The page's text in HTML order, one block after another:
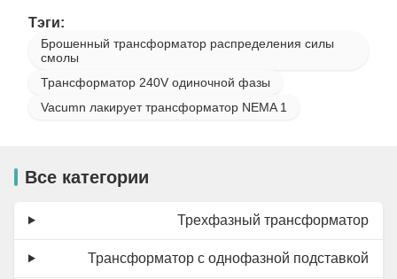
Тэги:
Брошенный трансформатор распределения силы
смолы
Трансформатор 240V одиночной фазы
Vacumn лакирует трансформатор NEMA 1
Все категории
Трехфазный трансформатор
Трансформатор с однофазной подставкой